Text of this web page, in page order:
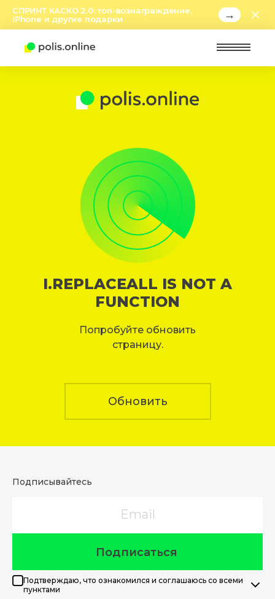
СПРИНТ КАСКО 2.0: топ-вознаграждение,
iPhone и другие подарки
→
I.REPLACEALL IS NOT A
FUNCTION
Попробуйте обновить
страницу.
Обновить
Подписывайтесь
Подписаться
Подтверждаю, что ознакомился и соглашаюсь со всеми
пунктами